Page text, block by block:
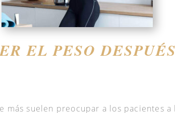
EL PESO
más suelen preocupar a los pacientes